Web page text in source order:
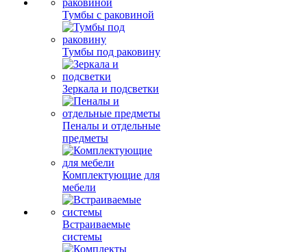
Тумбы с раковиной
Тумбы под раковину
Зеркала и подсветки
Пеналы и отдельные
предметы
Комплектующие для
мебели
Встраиваемые
системы